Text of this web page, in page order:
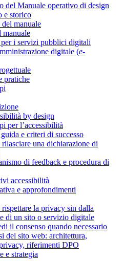
del Manuale operativo di design
e storico
manuale
manuale
i servizi pubblici digitali
digitale (e-
pratiche
by design
per l’accessibilità
e criteri di successo
una dichiarazione di
di feedback e procedura di
accessibilità
e approfondimenti
la privacy sin dalla
di un sito o servizio digitale
il consenso quando necessario
del sito web: architettura,
riferimenti DPO
e strategia